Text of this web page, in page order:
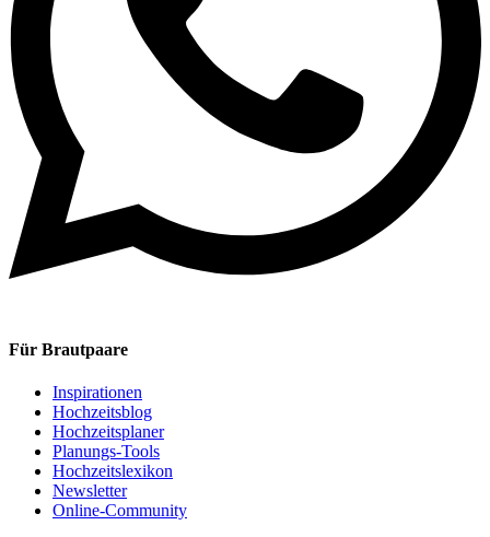
Für Brautpaare
Inspirationen
Hochzeitsblog
Hochzeitsplaner
Planungs-Tools
Hochzeitslexikon
Newsletter
Online-Community